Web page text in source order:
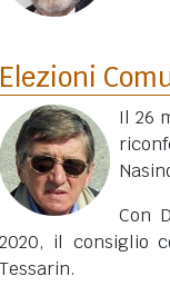
Elezioni
Il 26
Con
2020, il consiglio
Tessarin.